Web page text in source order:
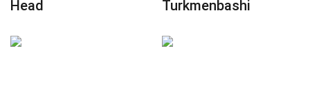
Head
Turkmenbashi